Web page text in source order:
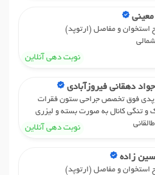
و مفاصل (ارتوپد)
نوبت دهی آنلاین
دهقانی فیروزآبادی
فوق تخصص جراحی ستون فقرات
تنگی کانال به صورت بسته و لیزری
نوبت دهی آنلاین
زاده
و مفاصل (ارتوپد)